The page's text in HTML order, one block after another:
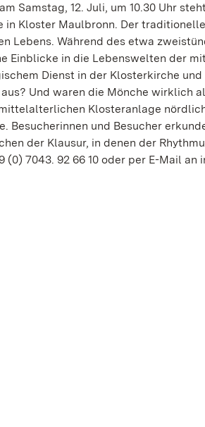
Samstag, 12. Juli, um 10.30 Uhr
Kloster Maulbronn. Der
Lebens. Während des etwa
Einblicke in die Lebenswelten der
Dienst in der Klosterkirche
Und waren die Mönche wirklich
Klosteranlage
Besucherinnen und Besucher
der Klausur, in denen der
7043. 92 66 10 oder per E-Mail